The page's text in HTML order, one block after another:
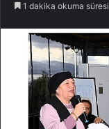
1 dakika okuma süresi